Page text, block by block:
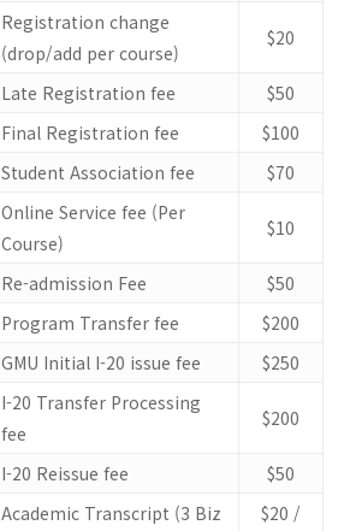
Registration change
(drop/add per course)
$20
Late Registration fee
$50
Final Registration fee
$100
Student Association fee
$70
Online Service fee (Per
Course)
$10
Re-admission Fee
$50
Program Transfer fee
$200
GMU Initial I-20 issue fee
$250
I-20 Transfer Processing
fee
$200
I-20 Reissue fee $50
Academic Transcript (3 Biz
$20 /